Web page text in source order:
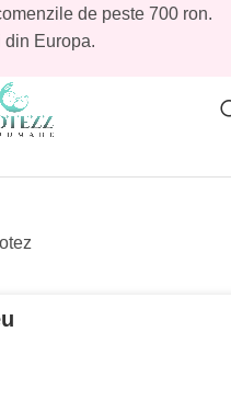
de peste 700 ron.
din Europa.
/Reduceri botez baieti